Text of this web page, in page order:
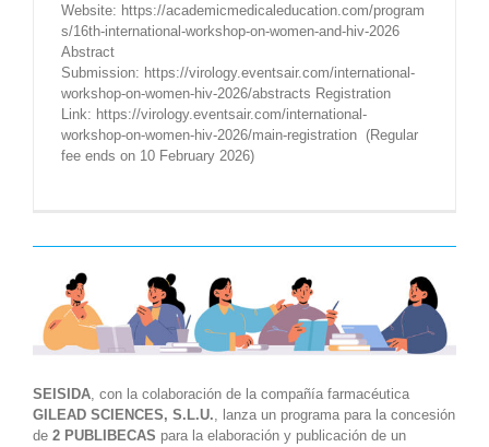
Website: https://academicmedicaleducation.com/program
s/16th-international-workshop-on-women-and-hiv-2026
Abstract
Submission: https://virology.eventsair.com/international-
workshop-on-women-hiv-2026/abstracts Registration
Link: https://virology.eventsair.com/international-
workshop-on-women-hiv-2026/main-registration (Regular
fee ends on 10 February 2026)
SEISIDA, con la colaboración de la compañía farmacéutica
GILEAD SCIENCES, S.L.U., lanza un programa para la concesión
de 2 PUBLIBECAS para la elaboración y publicación de un